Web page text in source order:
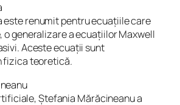
este renumit pentru ecuațiile care
o generalizare a ecuațiilor Maxwell
Aceste ecuații sunt
fizica teoretică.
Ștefania Mărăcineanu a